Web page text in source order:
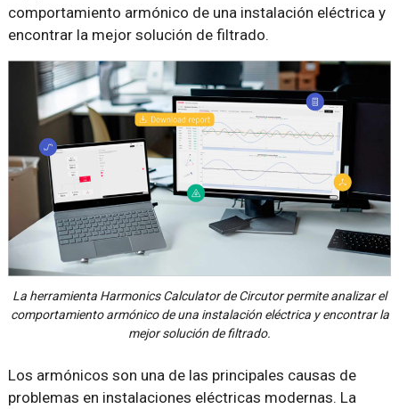
comportamiento armónico de una instalación eléctrica y
encontrar la mejor solución de filtrado.
La herramienta Harmonics Calculator de Circutor permite analizar el
comportamiento armónico de una instalación eléctrica y encontrar la
mejor solución de filtrado.
Los armónicos son una de las principales causas de
problemas en instalaciones eléctricas modernas. La